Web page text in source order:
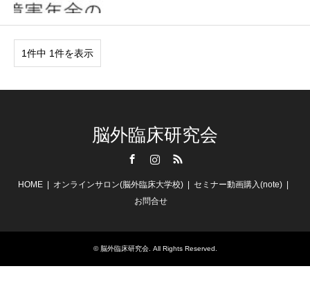
1件中 1件を表示
脳外臨床研究会
HOME オンラインサロン(脳外臨床大学校)
セミナー動画購入(note)
お問合せ
© 脳外臨床研究会. All Rights Reserved.